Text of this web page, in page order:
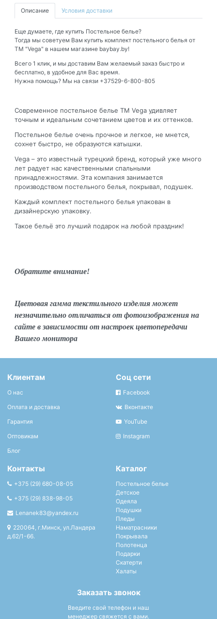
Описание Условия доставки
Еще думаете, где купить Постельное белье?
Тогда мы советуем Вам купить комплект постельного белья от
ТМ "Vega" в нашем магазине baybay.by!
Всего 1 клик, и мы доставим Вам желаемый заказ быстро и
бесплатно, в удобное для Вас время.
Нужна помощь? Мы на связи +37529-6-800-805
Современное постельное белье ТМ Vega удивляет
точным и идеальным сочетанием цветов и их оттенков.
Постельное белье очень прочное и легкое, не мнется,
сохнет быстро, не образуются катышки.
Vega – это известный турецкий бренд, который уже много
лет радует нас качественными спальными
принадлежностями. Эта компания занимается
производством постельного белья, покрывал, подушек.
Каждый комплект постельного белья упакован в
дизайнерскую упаковку.
Такое бельё это лучший подарок на любой праздник!
Обратите внимание!
Цветовая гамма текстильного изделия может
незначительно отличаться от фотоизображения на
сайте в зависимости от настроек цветопередачи
Вашего монитора
Клиентам
О нас
Оплата и доставка
Гарантия
Оптовикам
Блог
Соц сети
Facebook
Вконтакте
YouTube
Instagram
Контакты
+375 (29) 680-08-05
+375 (29) 838-98-05
Lenanek83@yandex.ru
220064, г.Минск, ул.Ландера
д.62/1-66.
Каталог
Постельное белье
Детское
Одеяла
Подушки
Пледы
Наматрасники
Покрывала
Полотенца
Подарки
Скатерти
Халаты
Заказать звонок
Введите свой телефон и наш
менеджер свяжется с вами.